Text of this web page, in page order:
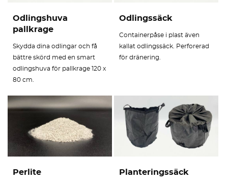
Odlingshuva
pallkrage
Skydda dina odlingar och få
bättre skörd med en smart
odlingshuva för pallkrage 120 x
80 cm.
Odlingssäck
Containerpåse i plast även
kallat odlingssäck. Perforerad
för dränering.
Perlite Planteringssäck